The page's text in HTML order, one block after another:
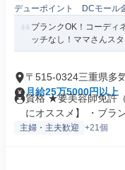
デューポイント DCモール
ブランクOK！コーディ
ッチなし！ママさんス
〒515-0324三重県多
月給25万5000円以上
資格 ★要美容師免許
にオススメ】 ・ブラ
主婦・主夫歓迎 +21個